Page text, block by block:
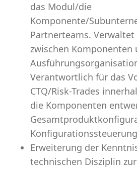
das Modul/die
Komponente/
Partnerteams.
zwischen Komponenten
Verantwortlich für das
CTQ/Risk-Trades
die Komponenten
Erweiterung der
technischen Disziplin